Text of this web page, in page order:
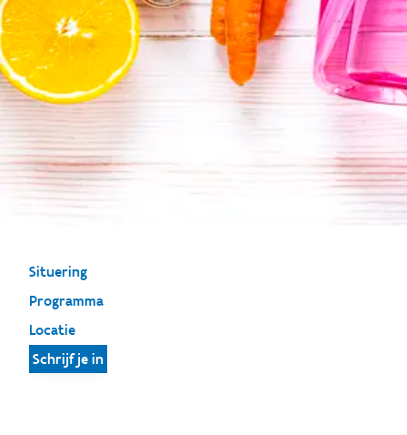
Situering
Programma
Locatie
Schrijf je in